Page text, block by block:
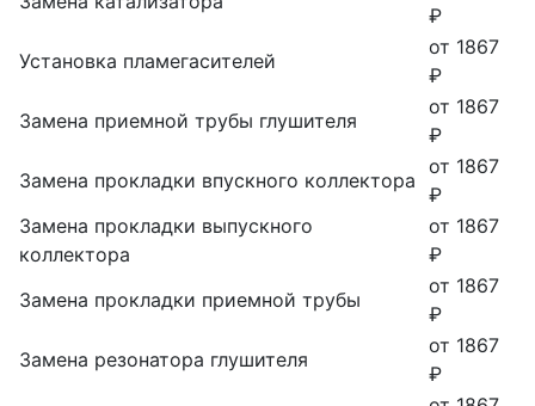
₽
Установка пламегасителей
от 1867
₽
Замена приемной трубы глушителя
от 1867
₽
Замена прокладки впускного коллектора
от 1867
₽
Замена прокладки выпускного
коллектора
от 1867
₽
Замена прокладки приемной трубы
от 1867
₽
Замена резонатора глушителя
от 1867
₽